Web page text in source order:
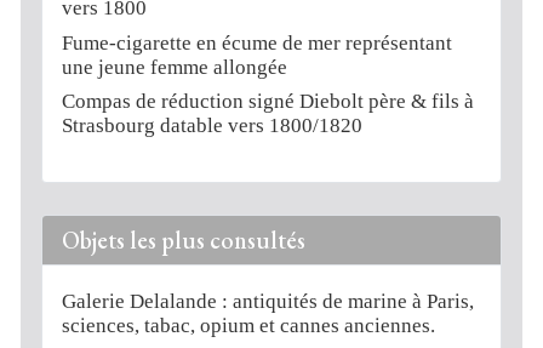
vers 1800
Fume-cigarette en écume de mer représentant
une jeune femme allongée
Compas de réduction signé Diebolt père & fils à
Strasbourg datable vers 1800/1820
Objets les plus consultés
Galerie Delalande : antiquités de marine à Paris,
sciences, tabac, opium et cannes anciennes.